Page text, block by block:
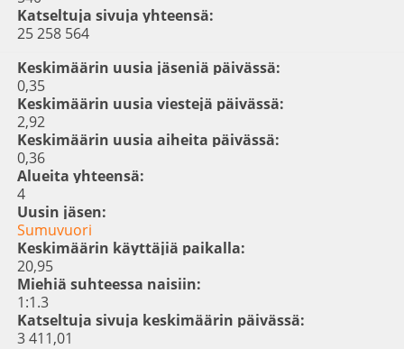
Katseltuja sivuja yhteensä:
25 258 564
Keskimäärin uusia jäseniä päivässä:
0,35
Keskimäärin uusia viestejä päivässä:
2,92
Keskimäärin uusia aiheita päivässä:
0,36
Alueita yhteensä:
4
Uusin jäsen:
Sumuvuori
Keskimäärin käyttäjiä paikalla:
20,95
Miehiä suhteessa naisiin:
1:1.3
Katseltuja sivuja keskimäärin päivässä:
3 411,01